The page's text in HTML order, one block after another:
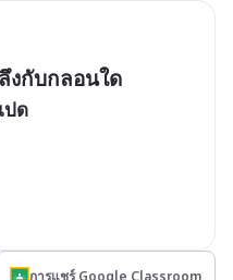
กับกลอนใด
ปด
การแชร์ Google Classroom